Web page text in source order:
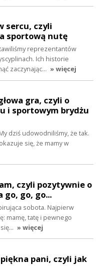
sercu, czyli
sportową nutę
reprezentantów
Ich historie
zaczynając… » więcej
gra, czyli o
i sportowym brydżu
dziś udowodniliśmy, że tak.
się, że mamy w
czyli pozytywnie o
go, go, go...
sobota. Najpierw
mamę, tatę i pewnego
» więcej
pani, czyli jak